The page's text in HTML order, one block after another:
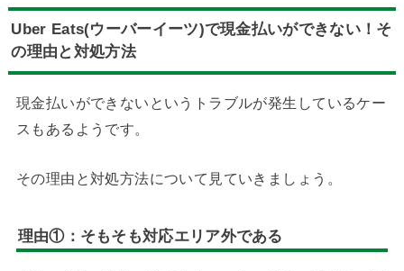
Uber Eats(ウーバーイーツ)で現金払いができない！そ
の理由と対処方法
現金払いができないというトラブルが発生しているケー
スもあるようです。
その理由と対処方法について見ていきましょう。
理由①：そもそも対応エリア外である